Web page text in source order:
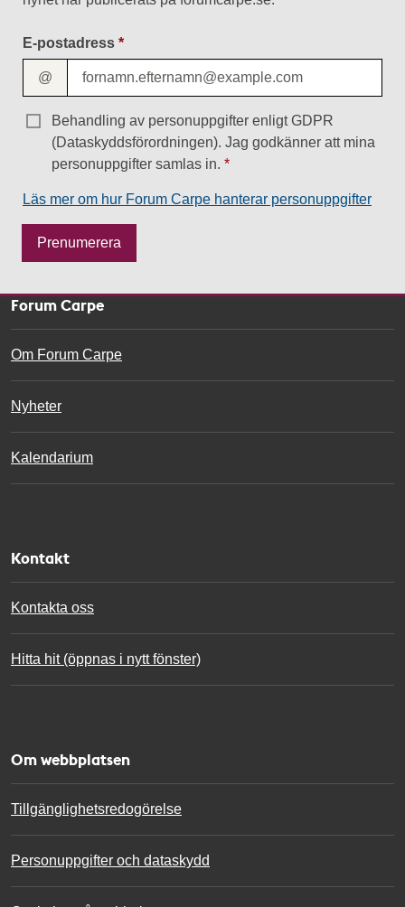
E-postadress
@
Behandling av personuppgifter enligt GDPR
(Dataskyddsförordningen). Jag godkänner att mina
personuppgifter samlas in.
Läs mer om hur Forum Carpe hanterar personuppgifter
s
e
Prenumerera
Forum Carpe
Om Forum Carpe
Nyheter
Kalendarium
Kontakt
Kontakta oss
Hitta hit (öppnas i nytt fönster)
Om webbplatsen
Tillgänglighetsredogörelse
Personuppgifter och dataskydd